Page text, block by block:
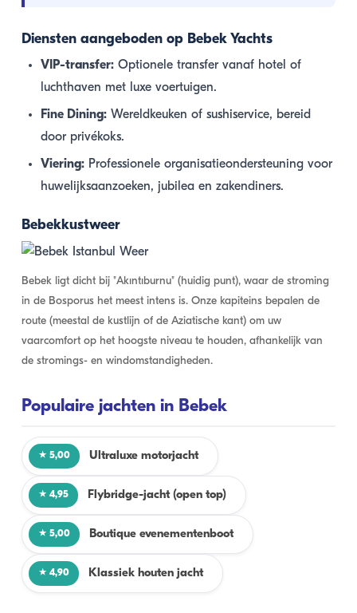
Diensten aangeboden op Bebek Yachts
VIP-transfer: Optionele transfer vanaf hotel of
luchthaven met luxe voertuigen.
Fine Dining: Wereldkeuken of sushiservice, bereid
door privékoks.
Viering: Professionele organisatieondersteuning voor
huwelijksaanzoeken, jubilea en zakendiners.
Bebekkustweer
Bebek ligt dicht bij "Akıntıburnu" (huidig punt), waar de stroming
in de Bosporus het meest intens is. Onze kapiteins bepalen de
route (meestal de kustlijn of de Aziatische kant) om uw
vaarcomfort op het hoogste niveau te houden, afhankelijk van
de stromings- en windomstandigheden.
Populaire jachten in Bebek
★ 5,00 Ultraluxe motorjacht
★ 4,95 Flybridge-jacht (open top)
★ 5,00 Boutique evenementenboot
★ 4,90 Klassiek houten jacht